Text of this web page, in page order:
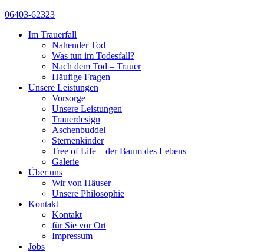
06403-62323
Im Trauerfall
Nahender Tod
Was tun im Todesfall?
Nach dem Tod – Trauer
Häufige Fragen
Unsere Leistungen
Vorsorge
Unsere Leistungen
Trauerdesign
Aschenbuddel
Sternenkinder
Tree of Life – der Baum des Lebens
Galerie
Über uns
Wir von Häuser
Unsere Philosophie
Kontakt
Kontakt
für Sie vor Ort
Impressum
Jobs